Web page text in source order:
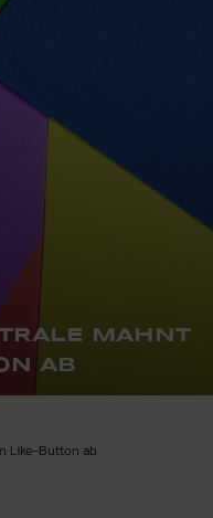
MAHNT
AB
Like-Button ab